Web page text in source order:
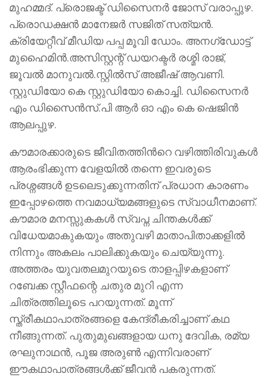
മുഹമ്മദ്. പ്രൊജക്ട് ഡിസൈനർ ജോസ് വരാപ്പുഴ.
പ്രൊഡക്ഷൻ മാനേജർ സജിത് സത്യൻ.
ക്രിയേറ്റീവ് മീഡിയ പപ്പ മൂവി ഡോം. അനഗ്ഡോട്ട്
മുഹൈമിൻ.അസിസ്റ്റന്റ് ഡയറക്ടർ രശ്മി രാജ്,
ജൂവൽ മാനുവൽ.സ്റ്റിൽസ് അജീഷ് ആവണി.
സ്റ്റുഡിയോ കെ സ്റ്റുഡിയോ കൊച്ചി. ഡിസൈനർ
എം ഡിസൈൻസ്.പി ആർ ഓ എം കെ ഷെജിൻ
ആലപ്പുഴ.
കൗമാരക്കാരുടെ ജീവിതത്തിന്‍റെ വഴിത്തിരിവുകൾ
ആരംഭിക്കുന്ന വേളയിൽ തന്നെ ഇവരുടെ
പ്രശ്നങ്ങൾ ഉടലെടുക്കുന്നതിന് പ്രധാന കാരണം
ഇപ്പോഴത്തെ നവമാധ്യമങ്ങളുടെ സ്വാധീനമാണ്.
കൗമാര മനസ്സുകകൾ സ്വപ്ന ചിന്തകൾക്ക്
വിധേയമാകുകയും അതുവഴി മാതാപിതാക്കളിൽ
നിന്നും അകലം പാലിക്കുകയും ചെയ്യുന്നു.
അത്തരം യുവതലമുറയുടെ താളപ്പിഴകളാണ്
റബേക്ക സ്റ്റീഫന്റെ ചതുര മുറി എന്ന
ചിത്രത്തിലൂടെ പറയുന്നത്. മൂന്ന്
സ്ത്രീകഥാപാത്രങ്ങളെ കേന്ദ്രീകരിച്ചാണ് കഥ
നീങ്ങുന്നത്. പുതുമുഖങ്ങളായ ധനു ദേവിക, രമ്യ
രഘുനാഥൻ, പൂജ അരുൺ എന്നിവരാണ്
ഈകഥാപാത്രങ്ങൾക്ക് ജീവൻ പകരുന്നത്.